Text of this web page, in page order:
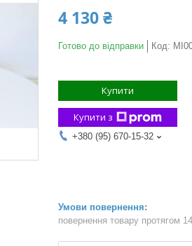
4 130 ₴
Готово до відправки Код:
Купити
Купити з
+380 (95) 670-15-32
повернення товару протягом